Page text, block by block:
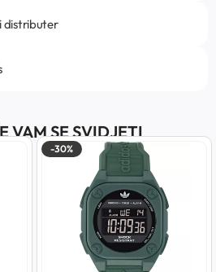
distributer
VAM SE SVIDJETI
-30%